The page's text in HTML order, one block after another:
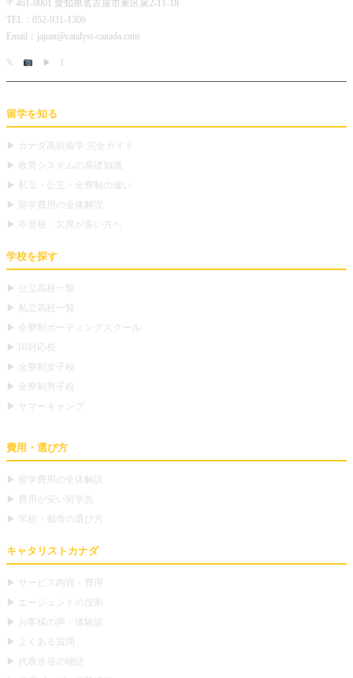
〒461-0001 愛知県名古屋市東区泉2-11-18
TEL：052-931-1306
Email：japan@catalyst-canada.com
𝕏 ▶ f
留学を知る
▶ カナダ高校留学 完全ガイド
▶ 教育システムの基礎知識
▶ 私立・公立・全寮制の違い
▶ 留学費用の全体解説
▶ 不登校・欠席が多い方へ
学校を探す
▶ 公立高校一覧
▶ 私立高校一覧
▶ 全寮制ボーディングスクール
▶ IB対応校
▶ 全寮制女子校
▶ 全寮制男子校
▶ サマーキャンプ
費用・選び方
▶ 留学費用の全体解説
▶ 費用が安い留学先
▶ 学校・都市の選び方
キャタリストカナダ
▶ サービス内容・費用
▶ エージェントの役割
▶ お客様の声・体験談
▶ よくある質問
▶ 代表水谷の物語